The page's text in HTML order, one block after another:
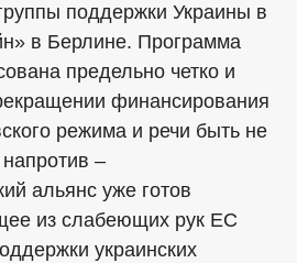
поддержки Украины в
в Берлине. Программа
предельно четко и
финансирования
режима и речи быть не
–
альянс уже готов
из слабеющих рук ЕС
украинских